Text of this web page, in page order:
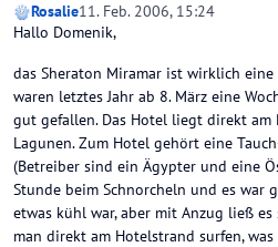
Rosalie11. Feb. 2006, 15:24
Hallo Domenik,
das Sheraton Miramar ist wirklich
waren letztes Jahr ab 8. März eine
gut gefallen. Das Hotel liegt direkt am
Lagunen. Zum Hotel gehört eine
(Betreiber sind ein Ägypter und eine
Stunde beim Schnorcheln und es war
etwas kühl war, aber mit Anzug ließ
man direkt am Hotelstrand surfen,